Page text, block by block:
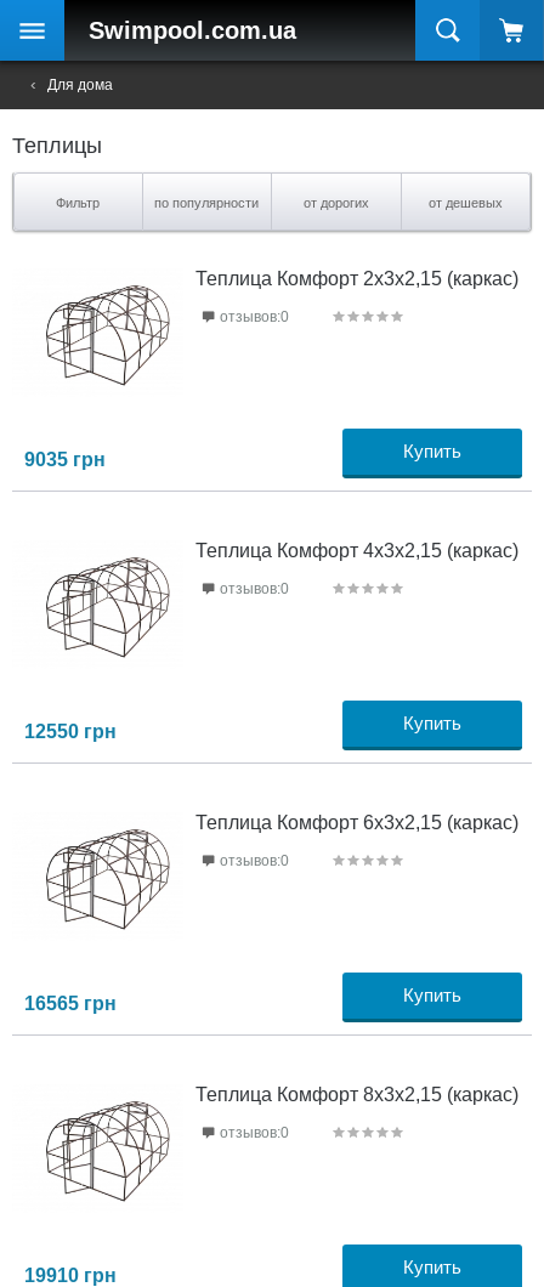
Swimpool .com.ua
Для дома
Теплицы
Фильтр по популярности от дорогих от дешевых
Теплица Комфорт 2х3х2,15 (каркас)
9035 грн Купить
отзывов:0
Теплица Комфорт 4х3х2,15 (каркас)
12550 грн Купить
отзывов:0
Теплица Комфорт 6х3х2,15 (каркас)
16565 грн Купить
отзывов:0
Теплица Комфорт 8х3х2,15 (каркас)
19910 грн Купить
отзывов:0